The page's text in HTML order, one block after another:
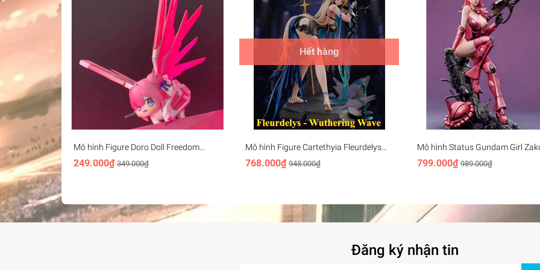
Mô hình Figure Doro Doll Freedom
gundam - Dorothy freedom
249.000₫ 349.000₫
Hết hàng
Mô hình Figure Cartethyia Fleurdelys
Wuthering Waves (27cm)
768.000₫ 948.000₫
Mô hình Status Gundam Girl
(29cm)
799.000₫ 989.000₫
Đăng ký nhận tin